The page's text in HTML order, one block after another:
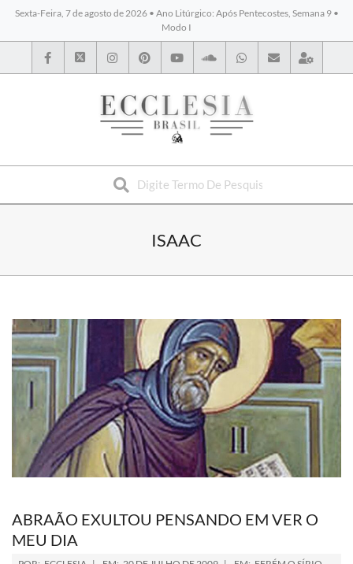
Sexta-Feira, 7 de agosto de 2026 • Ano Litúrgico: Após Pentecostes, Semana 9 •
Modo I
BYBLOS
ISAAC
ABRAÃO EXULTOU PENSANDO EM VER O
MEU DIA